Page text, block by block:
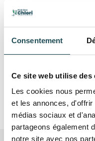
Consentement
Ce site web utilise des
Les cookies nous
et les annonces,
médias sociaux et
partageons également
notre site avec nos
circonférences de
16-18 cm. Plus la
c’est ce qui explique